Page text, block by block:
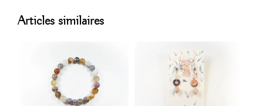
Articles similaires